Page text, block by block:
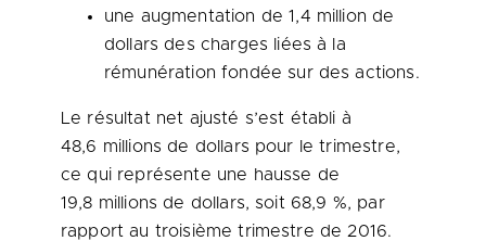
une augmentation de 1,4 million de
dollars des charges liées à la
rémunération fondée sur des actions.
Le résultat net ajusté s’est établi à
48,6 millions de dollars pour le trimestre,
ce qui représente une hausse de
19,8 millions de dollars, soit 68,9 %, par
rapport au troisième trimestre de 2016.